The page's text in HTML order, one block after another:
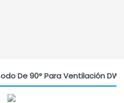
De 90° Para Ventilación